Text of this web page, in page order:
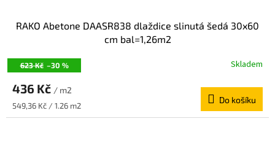
623 Kč –30 %
RAKO Abetone DAASR838 dlaždice slinutá šedá 30x60
cm bal=1,26m2
Skladem
436 Kč / m2
Měrná
cena:
549,36 Kč / 1.26 m2
Do košíku